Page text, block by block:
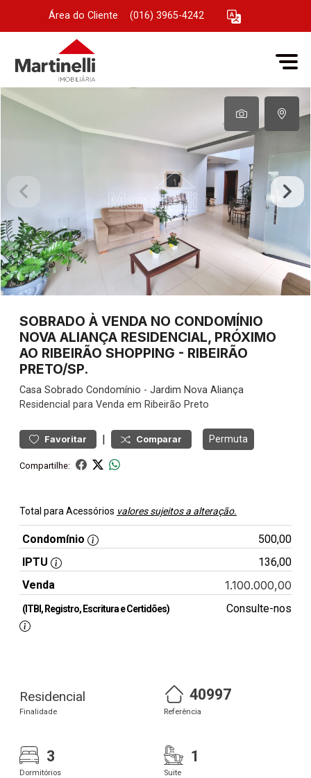
Área do Cliente (016) 3965-4242
SOBRADO À VENDA NO CONDOMÍNIO
NOVA ALIANÇA RESIDENCIAL, PRÓXIMO
AO RIBEIRÃO SHOPPING - RIBEIRÃO
PRETO/SP.
Casa Sobrado Condomínio - Jardim Nova Aliança
Residencial para Venda em Ribeirão Preto
Favoritar | Comparar Permuta
Compartilhe:
Total para Acessórios valores sujeitos a alteração.
Condomínio
500,00
IPTU
136,00
Venda
1.100.000,00
(ITBI, Registro, Escritura e Certidões) Consulte-nos
Residencial
Finalidade
40997
Referência
3
Dormitórios
1
Suite